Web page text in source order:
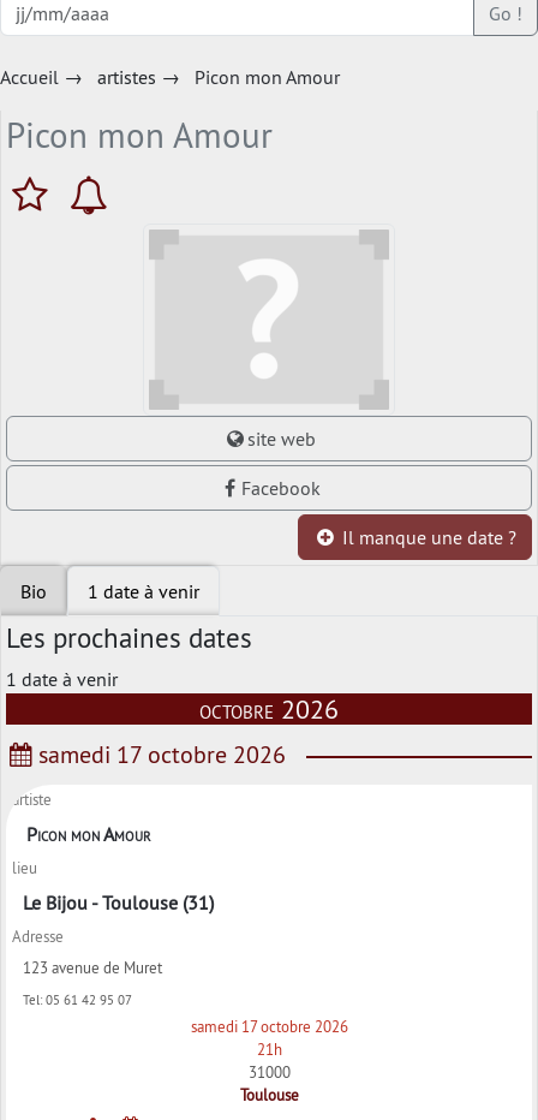
Go !
Accueil → artistes → Picon mon Amour
Picon mon Amour
site web
Facebook
Il manque une date ?
Bio 1 date à venir
Les prochaines dates
1 date à venir
octobre 2026
samedi 17 octobre 2026
artiste
Picon mon Amour
lieu
Le Bijou - Toulouse (31)
Adresse
123 avenue de Muret
Tel: 05 61 42 95 07
samedi 17 octobre 2026
21h
31000
Toulouse